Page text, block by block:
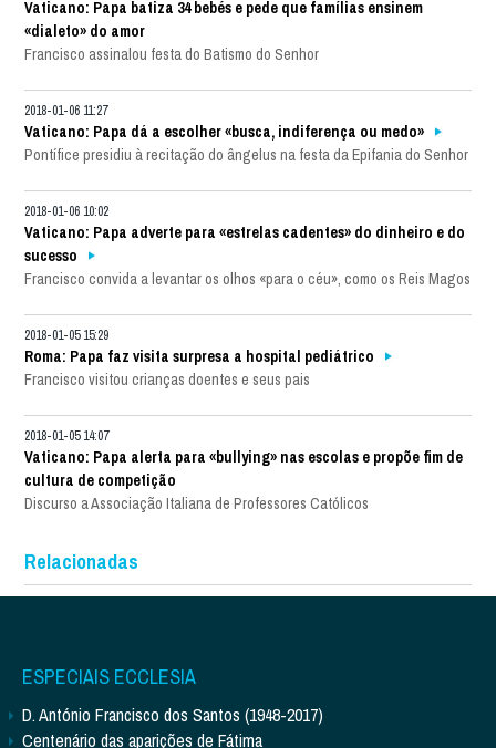
Vaticano: Papa batiza 34 bebés e pede que famílias ensinem
«dialeto» do amor
Francisco assinalou festa do Batismo do Senhor
2018-01-06 11:27
Vaticano: Papa dá a escolher «busca, indiferença ou medo»
Pontífice presidiu à recitação do ângelus na festa da Epifania do Senhor
2018-01-06 10:02
Vaticano: Papa adverte para «estrelas cadentes» do dinheiro e do
sucesso
Francisco convida a levantar os olhos «para o céu», como os Reis Magos
2018-01-05 15:29
Roma: Papa faz visita surpresa a hospital pediátrico
Francisco visitou crianças doentes e seus pais
2018-01-05 14:07
Vaticano: Papa alerta para «bullying» nas escolas e propõe fim de
cultura de competição
Discurso a Associação Italiana de Professores Católicos
Relacionadas
ESPECIAIS ECCLESIA
D. António Francisco dos Santos (1948-2017)
Centenário das aparições de Fátima